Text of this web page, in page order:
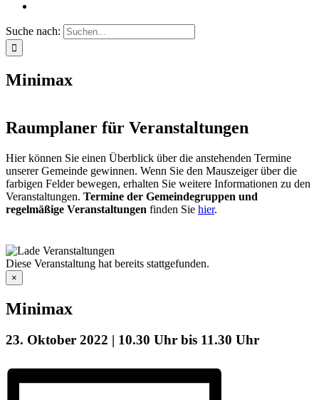
Suche nach:
Minimax
Raumplaner für Veranstaltungen
Hier können Sie einen Überblick über die anstehenden Termine
unserer Gemeinde gewinnen. Wenn Sie den Mauszeiger über die
farbigen Felder bewegen, erhalten Sie weitere Informationen zu den
Veranstaltungen. Termine der Gemeindegruppen und
regelmäßige Veranstaltungen finden Sie hier.
Diese Veranstaltung hat bereits stattgefunden.
×
Minimax
23. Oktober 2022 | 10.30 Uhr bis 11.30 Uhr